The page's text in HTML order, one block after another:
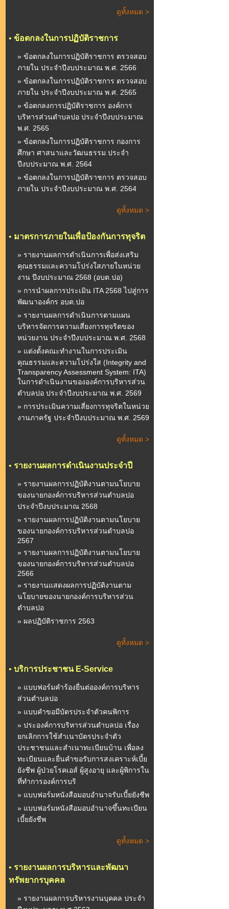
ดูทั้งหมด >
• ข้อตกลงในการปฏิบัติราชการ
» ข้อตกลงในการปฏิบัติราชการ ตรวจสอบ
ภายใน ประจำปีงบประมาณ พ.ศ. 2566
» ข้อตกลงในการปฏิบัติราชการ ตรวจสอบ
ภายใน ประจำปีงบประมาณ พ.ศ. 2565
» ข้อตกลงการปฏิบัติราชการ องค์การ
บริหารส่วนตำบลปอ ประจำปีงบประมาณ
พ.ศ. 2565
» ข้อตกลงในการปฏิบัติราชการ กองการ
ศึกษา ศาสนาและวัฒนธรรม ประจำ
ปีงบประมาณ พ.ศ. 2564
» ข้อตกลงในการปฏิบัติราชการ ตรวจสอบ
ภายใน ประจำปีงบประมาณ พ.ศ. 2564
ดูทั้งหมด >
• มาตรการภายในเพื่อป้องกันการทุจริต
» รายงานผลการดำเนินการเพื่อส่งเสริม
คุณธรรมและความโปร่งใสภายในหน่วย
งาน ปีงบประมาณ 2568 (อบต.ปอ)
» การนำผลการประเมิน ITA 2568 ไปสู่การ
พัฒนาองค์กร อบต.ปอ
» รายงานผลการดำเนินการตามแผน
บริหารจัดการความเสี่ยงการทุจริตของ
หน่วยงาน ประจำปีงบประมาณ พ.ศ. 2568
» แต่งตั้งคณะทำงานในการประเมิน
คุณธรรมและความโปร่งใส (Integrity and
Transparency Assessment System: ITA)
ในการดำเนินงานขององค์การบริหารส่วน
ตำบลปอ ประจำปีงบประมาณ พ.ศ. 2569
» การประเมินความเสี่ยงการทุจริตในหน่วย
งานภาครัฐ ประจำปีงบประมาณ พ.ศ. 2569
ดูทั้งหมด >
• รายงานผลการดำเนินงานประจำปี
» รายงานผลการปฏิบัติงานตามนโยบาย
ของนายกองค์การบริหารส่วนตำบลปอ
ประจำปีงบประมาณ 2568
» รายงานผลการปฏิบัติงานตามนโยบาย
ของนายกองค์การบริหารส่วนตำบลปอ
2567
» รายงานผลการปฏิบัติงานตามนโยบาย
ของนายกองค์การบริหารส่วนตำบลปอ
2566
» รายงานแสดงผลการปฏิบัติงานตาม
นโยบายของนายกองค์การบริหารส่วน
ตำบลปอ
» ผลปฏิบัติราชการ 2563
ดูทั้งหมด >
• บริการประชาชน E-Service
» แบบฟอร์มคำร้องยื่นต่อองค์การบริหาร
ส่วนตำบลปอ
» แบบคำขอมีบัตรประจำตัวคนพิการ
» ประองค์การบริหารส่วนตำบลปอ เรื่อง
ยกเลิกการใช้สำเนาบัตรประจำตัว
ประชาชนและสำเนาทะเบียนบ้าน เพื่อลง
ทะเบียนและยื่นคำขอรับการสงเคราะห์เบี้ย
ยังชีพ ผู้ป่วยโรคเอส์ ผู้สูงอายุ และผู้พิการใน
ที่ทำการองค์การบริ
» แบบฟอร์มหนังสือมอบอำนาจรับเบี้ยยังชีพ
» แบบฟอร์มหนังสือมอบอำนาจขึ้นทะเบียน
เบี้ยยังชีพ
ดูทั้งหมด >
• รายงานผลการบริหารและพัฒนา
ทรัพยากรบุคคล
» รายงานผลการบริหารงานบุคคล ประจำ